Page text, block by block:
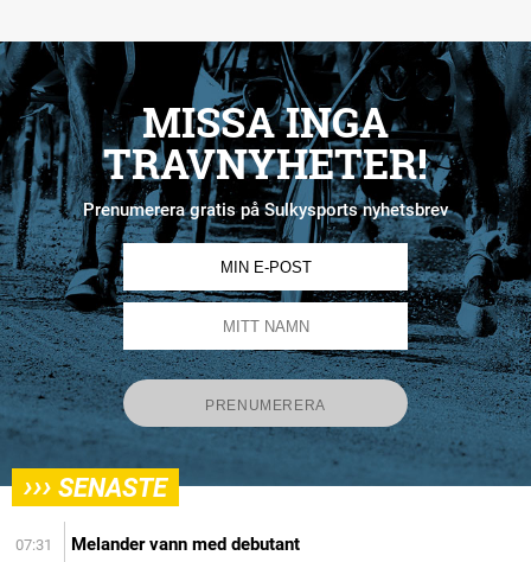
MISSA INGA
TRAVNYHETER!
Prenumerera gratis på Sulkysports nyhetsbrev
››› SENASTE
07:31 Melander vann med debutant